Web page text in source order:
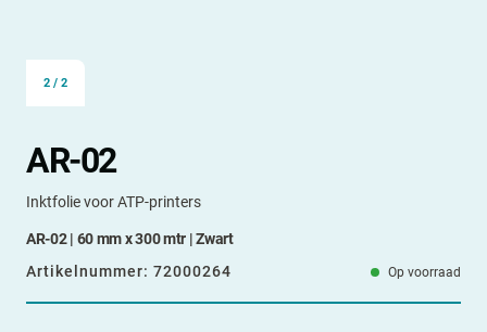
2 / 2
AR-02
Inktfolie voor ATP-printers
AR-02 | 60 mm x 300 mtr | Zwart
Artikelnummer: 72000264 Op voorraad